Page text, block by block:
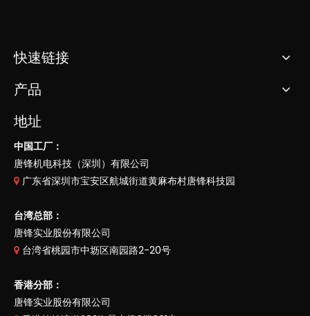
快速链接
产品
地址
中国工厂：
唐锋机电科技（深圳）有限公司
 广东省深圳市宝安区航城街道黄麻布村唐锋科技园
台湾总部：
唐锋实业股份有限公司
 台湾省桃园市中坜区南园路2-20号
香港分部：
唐锋实业股份有限公司